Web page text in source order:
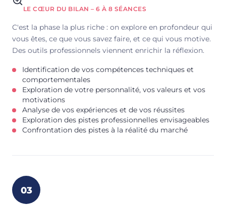
LE CŒUR DU BILAN – 6 À 8 SÉANCES
C'est la phase la plus riche : on explore en profondeur qui
vous êtes, ce que vous savez faire, et ce qui vous motive.
Des outils professionnels viennent enrichir la réflexion.
Identification de vos compétences techniques et
comportementales
Exploration de votre personnalité, vos valeurs et vos
motivations
Analyse de vos expériences et de vos réussites
Exploration des pistes professionnelles envisageables
Confrontation des pistes à la réalité du marché
03